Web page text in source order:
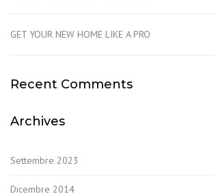
GET YOUR NEW HOME LIKE A PRO
Recent Comments
Archives
Settembre 2023
Dicembre 2014